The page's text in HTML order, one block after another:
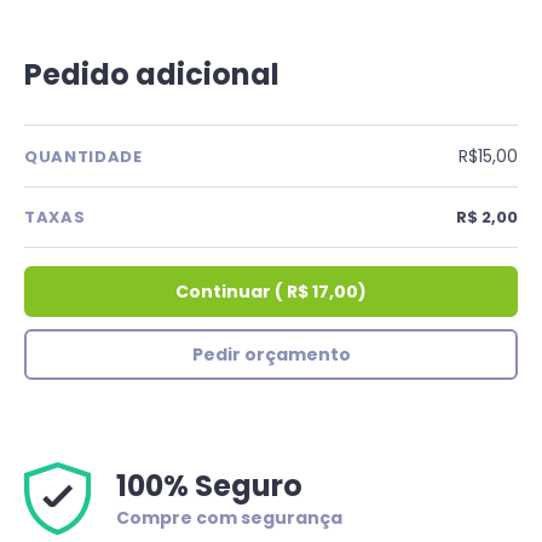
Pedido adicional
QUANTIDADE R$15,00
TAXAS R$ 2,00
Continuar ( R$ 17,00)
Pedir orçamento
100% Seguro
Compre com segurança